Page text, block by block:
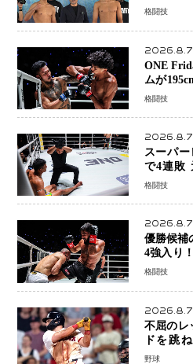
ーは契約
格闘技
2026.8.7
ONE
ムが
ン奪取！
格闘技
2026.8.7
スーパ
で4連敗
「アクシ
格闘技
2026.8.7
優勝候補
4強入り
ビャンを
格闘技
2026.8.7
不屈のレ
ドを跳
ち 吉田正
野球